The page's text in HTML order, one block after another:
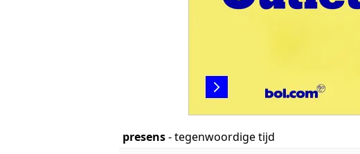
presens- tegenwoordige tijd